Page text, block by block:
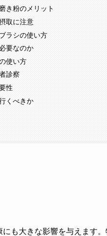
き粉のメリット
取に注意
ラシの使い方
要なのか
使い方
診察
性
くべきか
も大きな影響を与えます